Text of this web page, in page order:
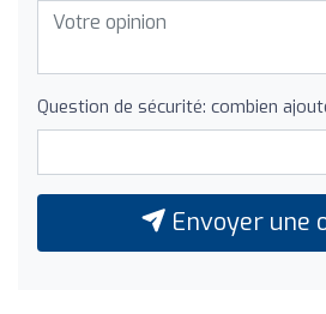
Question de sécurité: combien
Envoyer une